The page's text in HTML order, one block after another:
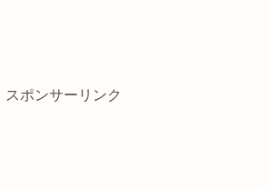
スポンサーリンク